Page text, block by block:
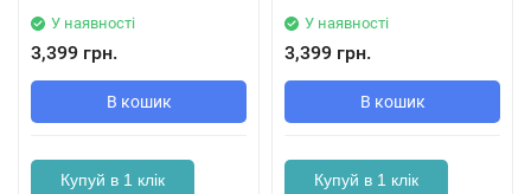
У наявності
3,399 грн.
В кошик
Купуй в 1 клік
У наявності
3,399 грн.
В кошик
Купуй в 1 клік